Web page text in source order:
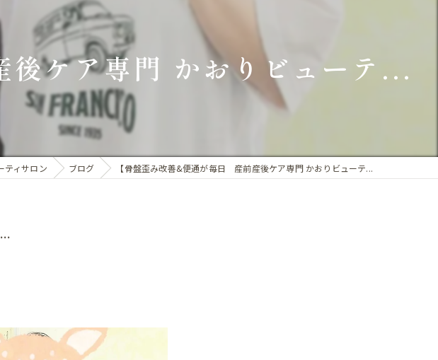
選べる通院方法
回数券
サブスク
ケア専門 かおりビューテ...
ティサロン ブログ 【骨盤歪み改善&便通が毎日 産前産後ケア専門 かおりビューテ...